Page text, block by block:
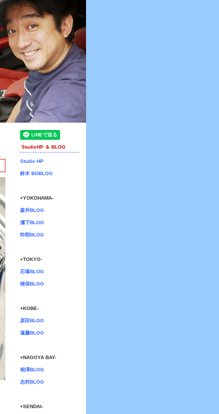
StudieHP ＆ BLOG
Studie HP
鈴木 BOBLOG
+YOKOHAMA-
森井BLOG
瀬下BLOG
忰部BLOG
+TOKYO-
石塚BLOG
猪俣BLOG
+KOBE-
原田BLOG
遠藤BLOG
+NAGOYA BAY-
相澤BLOG
志村BLOG
+SENDAI-